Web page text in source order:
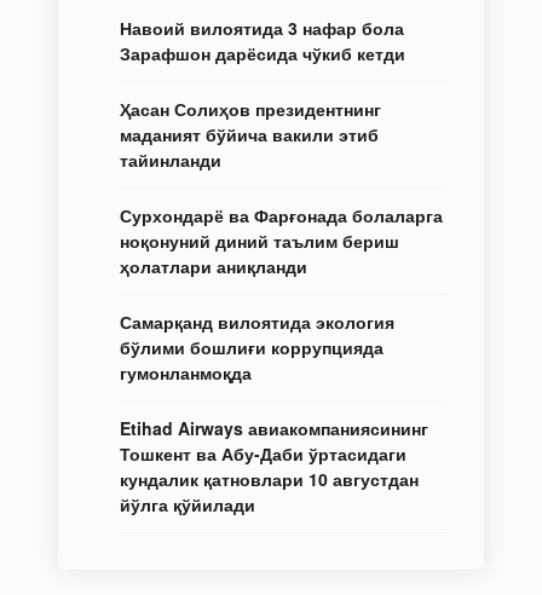
Навоий вилоятида 3 нафар бола
Зарафшон дарёсида чўкиб кетди
Ҳасан Солиҳов президентнинг
маданият бўйича вакили этиб
тайинланди
Сурхондарё ва Фарғонада болаларга
ноқонуний диний таълим бериш
ҳолатлари аниқланди
Самарқанд вилоятида экология
бўлими бошлиғи коррупцияда
гумонланмоқда
Etihad Airways авиакомпаниясининг
Тошкент ва Абу-Даби ўртасидаги
кундалик қатновлари 10 августдан
йўлга қўйилади